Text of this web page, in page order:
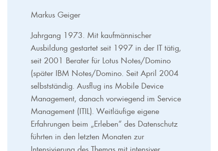
Markus Geiger
Jahrgang 1973. Mit kaufmännischer
Ausbildung gestartet seit 1997 in der IT tätig,
seit 2001 Berater für Lotus Notes/Domino
(später IBM Notes/Domino. Seit April 2004
selbstständig. Ausflug ins Mobile Device
Management, danach vorwiegend im Service
Management (ITIL). Weitläufige eigene
Erfahrungen beim „Erleben“ des Datenschutz
führten in den letzten Monaten zur
Intensivierung des Themas mit intensiver